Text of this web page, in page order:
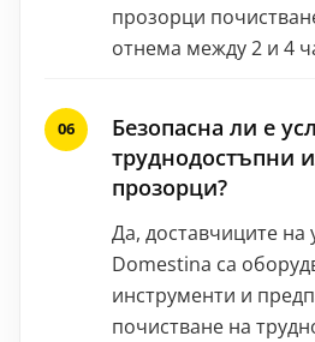
прозорци
отнема между 2 и 4
Безопасна ли е
труднодостъпни
прозорци?
Да, доставчиците на
Domestina са
инструменти и
почистване на